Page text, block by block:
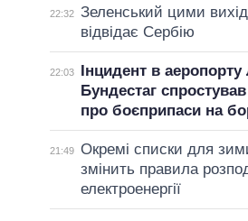
22:32 Зеленський цими
відвідає Сербію
22:03
Інцидент в аеропорту
Бундестаг
про боєприпаси на
21:49 Окремі списки для
змінить правила
електроенергії